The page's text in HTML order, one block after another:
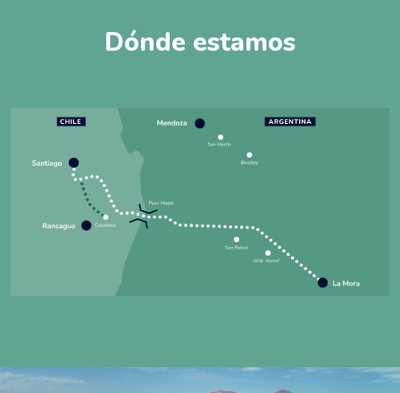
Dónde estamos